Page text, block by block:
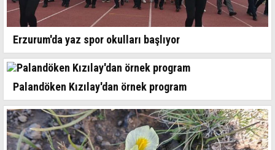
Erzurum'da yaz spor okulları başlıyor
Palandöken Kızılay'dan örnek program